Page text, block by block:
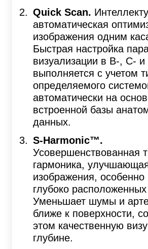
Quick Scan.
автоматическая
изображения одним
Быстрая настройка
визуализации в B-, C-
выполняется с учетом
определяемого
автоматически на
встроенной базы
данных.
S-Harmonic™.
Усовершенствованная
гармоника,
изображения, особенно
глубоко расположенных
Уменьшает шумы и
ближе к поверхности,
этом качественную
глубине.